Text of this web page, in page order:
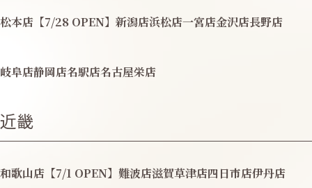
松本店【7/28 OPEN】 新潟店浜松店一宮店金沢店長野店
岐阜店静岡店名駅店名古屋栄店
近畿
和歌山店【7/1 OPEN】 難波店滋賀草津店四日市店伊丹店